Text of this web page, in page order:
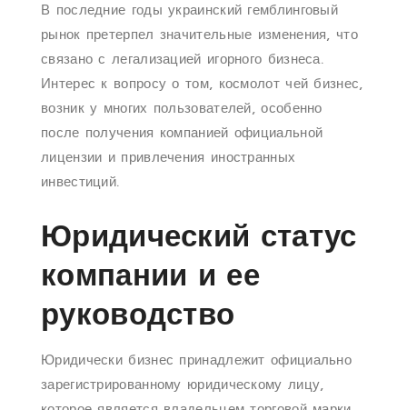
В последние годы украинский гемблинговый
рынок претерпел значительные изменения, что
связано с легализацией игорного бизнеса.
Интерес к вопросу о том, космолот чей бизнес,
возник у многих пользователей, особенно
после получения компанией официальной
лицензии и привлечения иностранных
инвестиций.
Юридический статус
компании и ее
руководство
Юридически бизнес принадлежит официально
зарегистрированному юридическому лицу,